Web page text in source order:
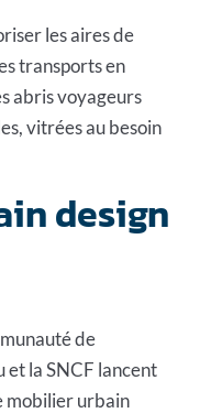
lesaires de
transports en
abris voyageurs
vitrées au besoin
design
de
et la SNCF lancent
mobilier urbain